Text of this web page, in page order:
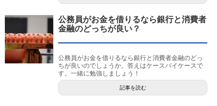
公務員がお金を借りるなら銀行と消費者
金融のどっちが良い？
公務員がお金を借りるなら銀行と消費者金融のどっ
ちが良いのでしょうか。答えはケースバイケースで
す。一緒に勉強しましょう！
記事を読む